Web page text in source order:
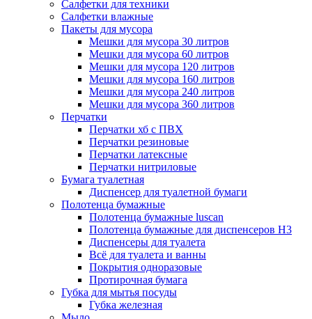
Салфетки для техники
Салфетки влажные
Пакеты для мусора
Мешки для мусора 30 литров
Мешки для мусора 60 литров
Мешки для мусора 120 литров
Мешки для мусора 160 литров
Мешки для мусора 240 литров
Мешки для мусора 360 литров
Перчатки
Перчатки хб с ПВХ
Перчатки резиновые
Перчатки латексные
Перчатки нитриловые
Бумага туалетная
Диспенсер для туалетной бумаги
Полотенца бумажные
Полотенца бумажные luscan
Полотенца бумажные для диспенсеров H3
Диспенсеры для туалета
Всё для туалета и ванны
Покрытия одноразовые
Протирочная бумага
Губка для мытья посуды
Губка железная